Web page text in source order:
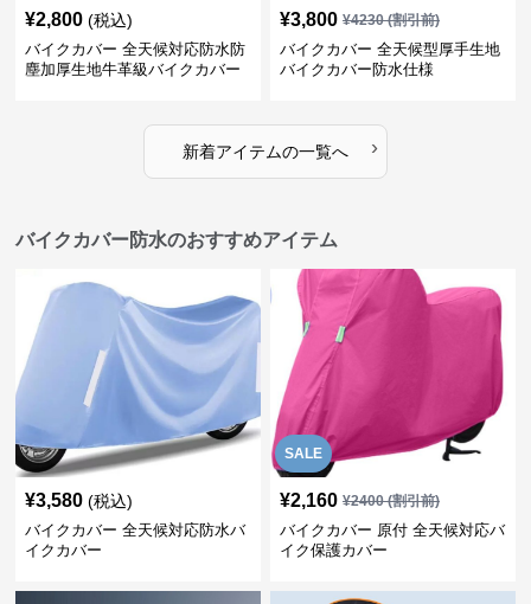
¥2,800 (税込)
バイクカバー 全天候対応防水防
塵加厚生地牛革級バイクカバー
¥3,800 ¥4230(割引前)
バイクカバー 全天候型厚手生地
バイクカバー防水仕様
新着アイテムの一覧へ ›
バイクカバー防水のおすすめアイテム
¥3,580 (税込)
バイクカバー 全天候対応防水バ
イクカバー
SALE
¥2,160 ¥2400(割引前)
バイクカバー 原付 全天候対応バ
イク保護カバー